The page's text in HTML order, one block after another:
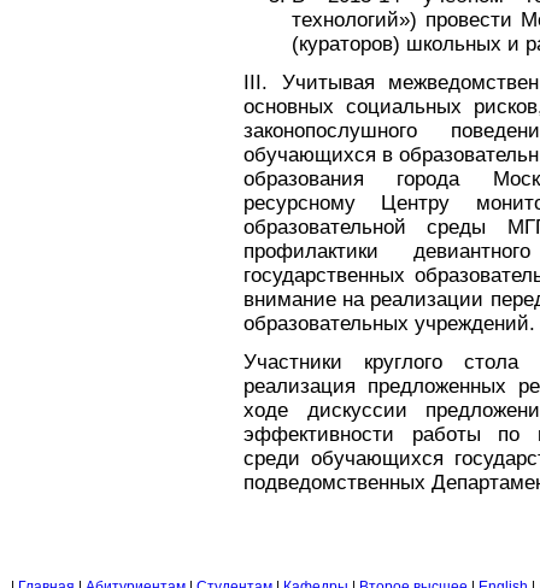
технологий») провести
(кураторов) школьных и
III. Учитывая
основных социальных
законопослушного
обучающихся в
образования города
ресурсному Центру
образовательной среды
профилактики
государственных
внимание на реализации
образовательных учреждений.
Участники круглого
реализация предложенных
ходе дискуссии
эффективности работы по
среди обучающихся
подведомственных